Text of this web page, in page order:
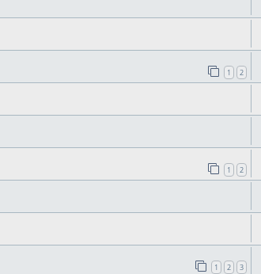
1 2
1 2
1 2 3